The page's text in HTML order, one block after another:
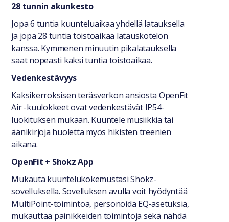
28 tunnin akunkesto
Jopa 6 tuntia kuunteluaikaa yhdellä latauksella
ja jopa 28 tuntia toistoaikaa latauskotelon
kanssa. Kymmenen minuutin pikalatauksella
saat nopeasti kaksi tuntia toistoaikaa.
Vedenkestävyys
Kaksikerroksisen teräsverkon ansiosta OpenFit
Air -kuulokkeet ovat vedenkestävät IP54-
luokituksen mukaan. Kuuntele musiikkia tai
äänikirjoja huoletta myös hikisten treenien
aikana.
OpenFit + Shokz App
Mukauta kuuntelukokemustasi Shokz-
sovelluksella. Sovelluksen avulla voit hyödyntää
MultiPoint-toimintoa, personoida EQ-asetuksia,
mukauttaa painikkeiden toimintoja sekä nähdä